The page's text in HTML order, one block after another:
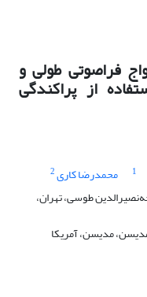
فراصوتی طولی و
از پراکندگی
1 محمدرضا کاری2
طوسی، تهران،
مدیسن، آمریکا